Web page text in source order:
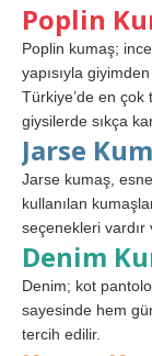
Poplin
Poplin kumaş;
yapısıyla
Türkiye’de en çok
giysilerde sıkça
Jarse
Jarse kumaş,
kullanılan
seçenekleri vardır
Denim
Denim; kot
sayesinde hem
tercih edilir.